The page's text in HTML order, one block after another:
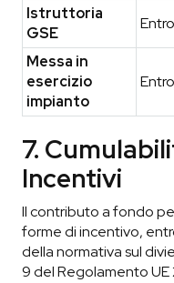
Istruttoria
GSE
Messa in
esercizio
impianto
7.
Incentivi
Il contributo a fondo
forme di incentivo,
della normativa sul
9 del Regolamento UE